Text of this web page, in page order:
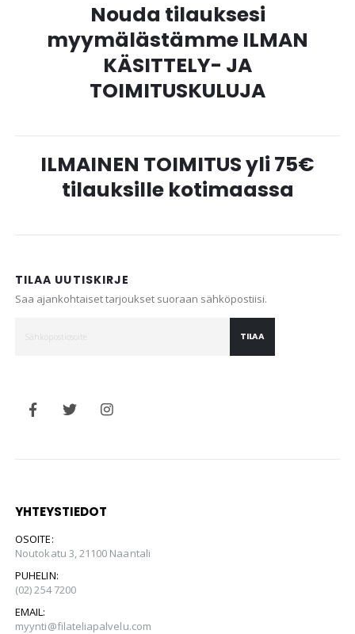
Nouda tilauksesi
myymälästämme ILMAN
KÄSITTELY- JA
TOIMITUSKULUJA
ILMAINEN TOIMITUS yli 75€
tilauksille kotimaassa
TILAA UUTISKIRJE
Saa ajankohtaiset tarjoukset suoraan sähköpostiisi.
TILAA
YHTEYSTIEDOT
OSOITE:
Noutokatu 3, 21100 Naantali
PUHELIN:
(02) 254 7200
EMAIL:
myynti@filateliapalvelu.com